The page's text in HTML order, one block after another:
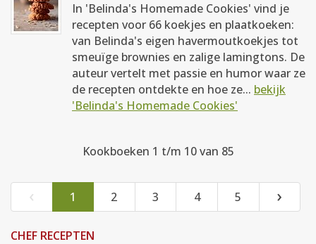
In 'Belinda's Homemade Cookies' vind je
recepten voor 66 koekjes en plaatkoeken:
van Belinda's eigen havermoutkoekjes tot
smeuïge brownies en zalige lamingtons. De
auteur vertelt met passie en humor waar ze
de recepten ontdekte en hoe ze... bekijk
'Belinda's Homemade Cookies'
Kookboeken 1 t/m 10 van 85
‹ 1 2 3 4 5 ›
CHEF RECEPTEN